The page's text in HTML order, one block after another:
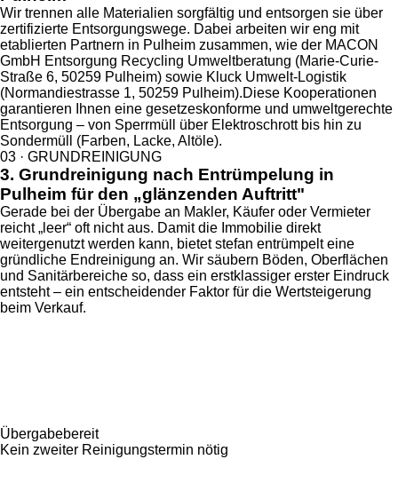
Wir trennen alle Materialien sorgfältig und entsorgen sie über
zertifizierte Entsorgungswege. Dabei arbeiten wir eng mit
etablierten Partnern in Pulheim zusammen, wie der MACON
GmbH Entsorgung Recycling Umweltberatung (Marie-Curie-
Straße 6, 50259 Pulheim) sowie Kluck Umwelt-Logistik
(Normandiestrasse 1, 50259 Pulheim).Diese Kooperationen
garantieren Ihnen eine gesetzeskonforme und umweltgerechte
Entsorgung – von Sperrmüll über Elektroschrott bis hin zu
Sondermüll (Farben, Lacke, Altöle).
03 · GRUNDREINIGUNG
3. Grundreinigung nach Entrümpelung in
Pulheim für den „glänzenden Auftritt"
Gerade bei der Übergabe an Makler, Käufer oder Vermieter
reicht „leer“ oft nicht aus. Damit die Immobilie direkt
weitergenutzt werden kann, bietet stefan entrümpelt eine
gründliche Endreinigung an. Wir säubern Böden, Oberflächen
und Sanitärbereiche so, dass ein erstklassiger erster Eindruck
entsteht – ein entscheidender Faktor für die Wertsteigerung
beim Verkauf.
Übergabebereit
Kein zweiter Reinigungs­termin nötig